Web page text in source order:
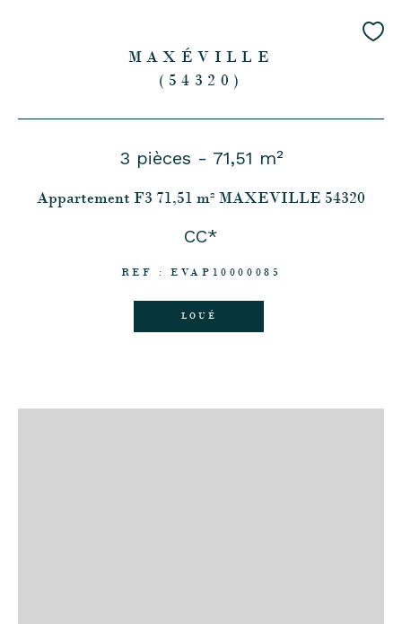
MAXÉVILLE
(54320)
3 pièces - 71,51 m²
Appartement F3 71,51 m² MAXEVILLE 54320
CC*
REF : EVAP10000085
LOUÉ